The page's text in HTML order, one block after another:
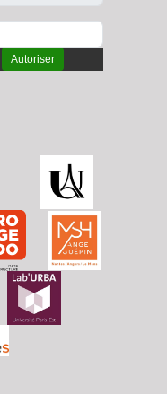
Autoriser